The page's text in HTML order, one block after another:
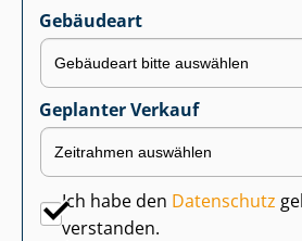
Gebäudeart
Geplanter Verkauf
Ich habe den Datenschutz
verstanden.